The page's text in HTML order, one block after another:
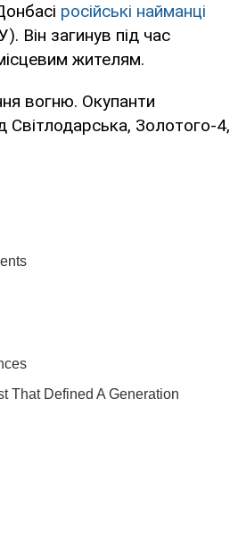
російські найманці
Він загинув під час
жителям.
вогню. Окупанти
Світлодарська, Золотого-4,